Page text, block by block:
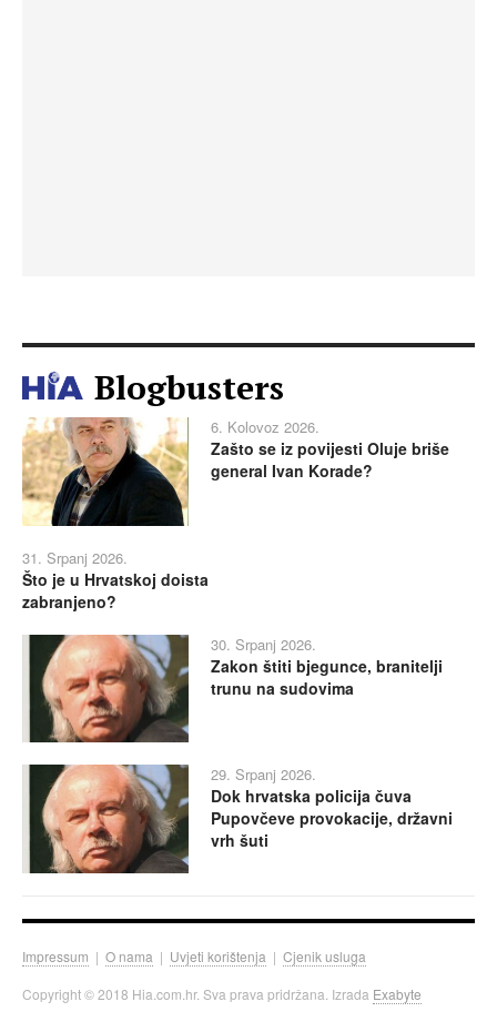
Blogbusters
6. Kolovoz 2026.
Zašto se iz povijesti Oluje briše
general Ivan Korade?
31. Srpanj 2026.
Što je u Hrvatskoj doista
zabranjeno?
30. Srpanj 2026.
Zakon štiti bjegunce, branitelji
trunu na sudovima
29. Srpanj 2026.
Dok hrvatska policija čuva
Pupovčeve provokacije, državni
vrh šuti
Impressum | O nama | Uvjeti korištenja | Cjenik usluga
Copyright © 2018 Hia.com.hr. Sva prava pridržana. Izrada Exabyte